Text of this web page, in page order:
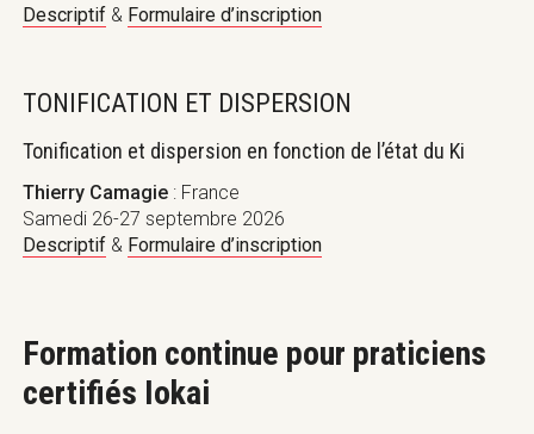
Descriptif & Formulaire d’inscription
TONIFICATION ET DISPERSION
Tonification et dispersion en fonction de l’état du Ki
Thierry Camagie : France
Samedi 26-27 septembre 2026
Descriptif& Formulaire d’inscription
Formation continue pour praticiens
certifiés Iokai